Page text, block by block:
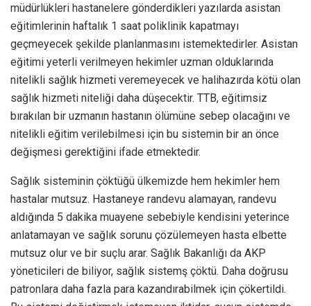
müdürlükleri hastanelere gönderdikleri yazılarda asistan
eğitimlerinin haftalık 1 saat poliklinik kapatmayı
geçmeyecek şekilde planlanmasını istemektedirler. Asistan
eğitimi yeterli verilmeyen hekimler uzman olduklarında
nitelikli sağlık hizmeti veremeyecek ve halihazırda kötü olan
sağlık hizmeti niteliği daha düşecektir. TTB, eğitimsiz
bırakılan bir uzmanın hastanın ölümüne sebep olacağını ve
nitelikli eğitim verilebilmesi için bu sistemin bir an önce
değişmesi gerektiğini ifade etmektedir.
Sağlık sisteminin çöktüğü ülkemizde hem hekimler hem
hastalar mutsuz. Hastaneye randevu alamayan, randevu
aldığında 5 dakika muayene sebebiyle kendisini yeterince
anlatamayan ve sağlık sorunu çözülemeyen hasta elbette
mutsuz olur ve bir suçlu arar. Sağlık Bakanlığı da AKP
yöneticileri de biliyor, sağlık sistemş çöktü. Daha doğrusu
patronlara daha fazla para kazandırabilmek için çökertildi.